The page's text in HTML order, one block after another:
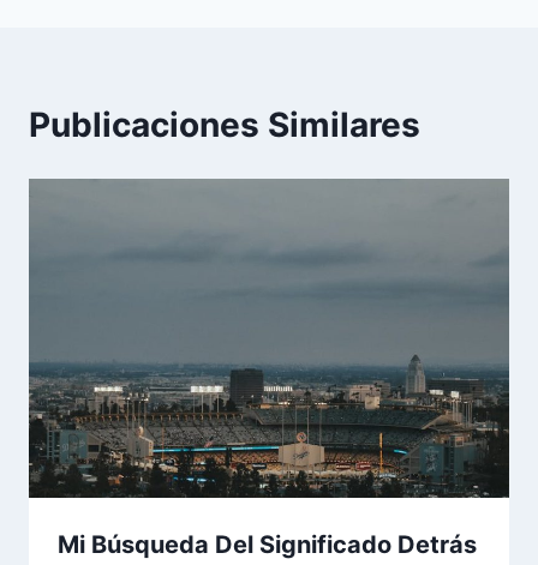
Publicaciones Similares
Mi Búsqueda Del Significado Detrás